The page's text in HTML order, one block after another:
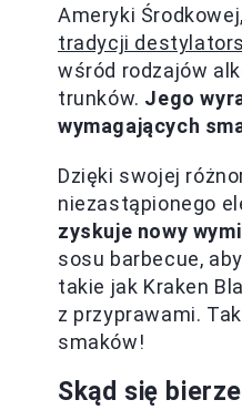
Ameryki
tradycji
wśród rodzajów
trunków. Jego
wymagających
Dzięki swojej
niezastąpionego
zyskuje nowy
sosu barbecue,
takie jak Kraken
z przyprawami.
smaków!
Skąd się